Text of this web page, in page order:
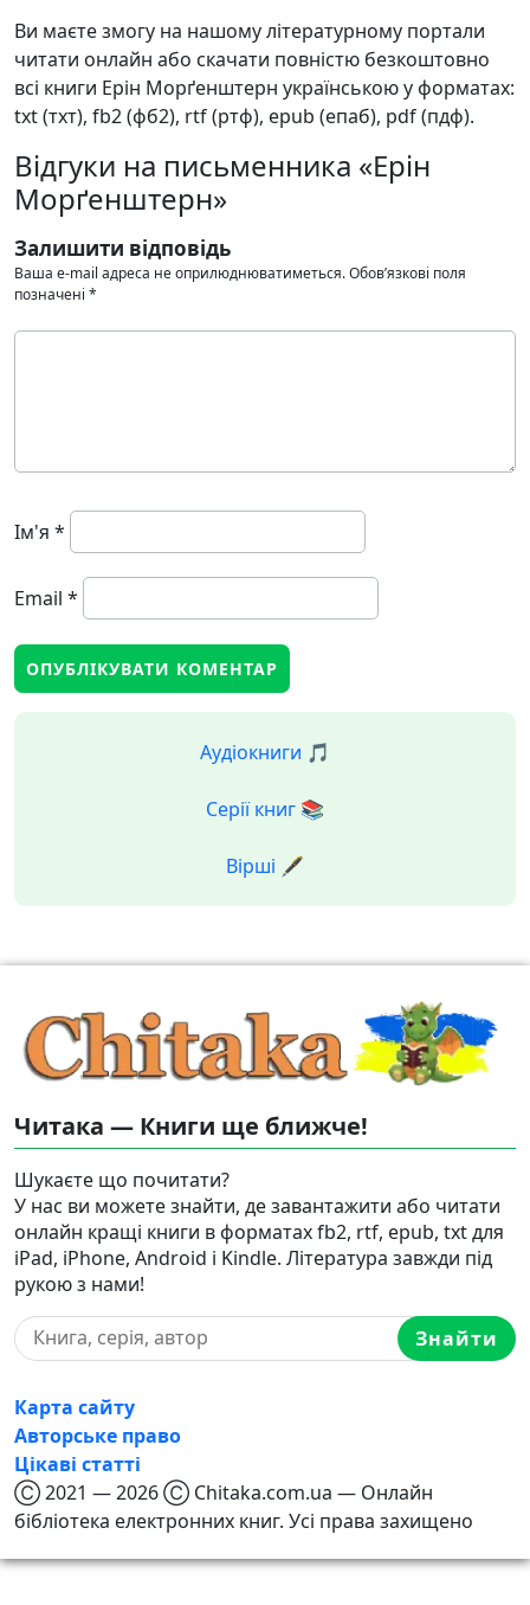
Ви маєте змогу на нашому літературному портали
читати онлайн або скачати повністю безкоштовно
всі книги Ерін Морґенштерн українською у форматах:
txt (тхт), fb2 (фб2), rtf (ртф), epub (епаб), pdf (пдф).
Відгуки на письменника «Ерін
Морґенштерн»
Залишити відповідь
Ваша e-mail адреса не оприлюднюватиметься.Обов’язкові поля
позначені *
Ім'я *
Email *
Аудіокниги 🎵
Серії книг 📚
Вірші 🖋️
Читака — Книги ще ближче!
Шукаєте що почитати?
У нас ви можете знайти, де завантажити або читати
онлайн кращі книги в форматах fb2, rtf, epub, txt для
iPad, iPhone, Android і Kindle. Література завжди під
рукою з нами!
Знайти
Карта сайту
Авторське право
Цікаві статті
Ⓒ 2021 — 2026 Ⓒ Chitaka.com.ua — Онлайн
бібліотека електронних книг. Усі права захищено